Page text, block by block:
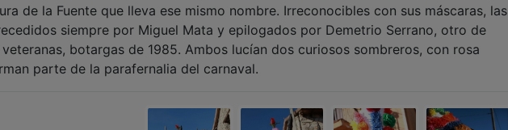
de la Fuente que lleva ese mismo nombre. Irreconocibles con sus máscaras, las
siempre por Miguel Mata y epilogados por Demetrio Serrano, otro de
botargas de 1985. Ambos lucían dos curiosos sombreros, con rosa
parte de la parafernalia del carnaval.